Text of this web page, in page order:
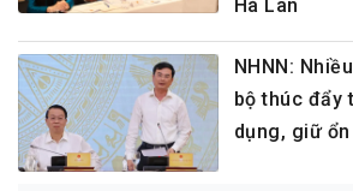
Hà Lan
NHNN:
bộ thúc đẩy
dụng, giữ